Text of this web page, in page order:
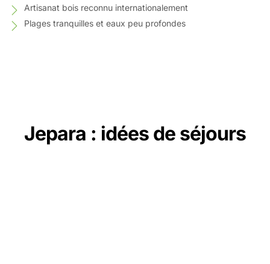
Artisanat bois reconnu internationalement
Plages tranquilles et eaux peu profondes
Jepara : idées de séjours